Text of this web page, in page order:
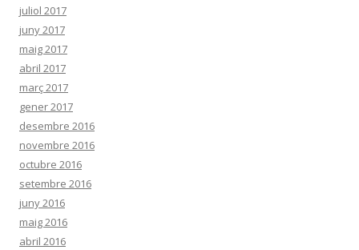
juliol 2017
juny 2017
maig 2017
abril 2017
març 2017
gener 2017
desembre 2016
novembre 2016
octubre 2016
setembre 2016
juny 2016
maig 2016
abril 2016